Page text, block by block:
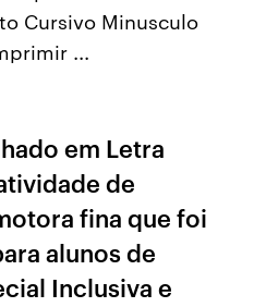
Cursivo Minusculo
...
em Letra
de
fina que foi
alunos de
Inclusiva e